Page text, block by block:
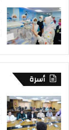
أسرة